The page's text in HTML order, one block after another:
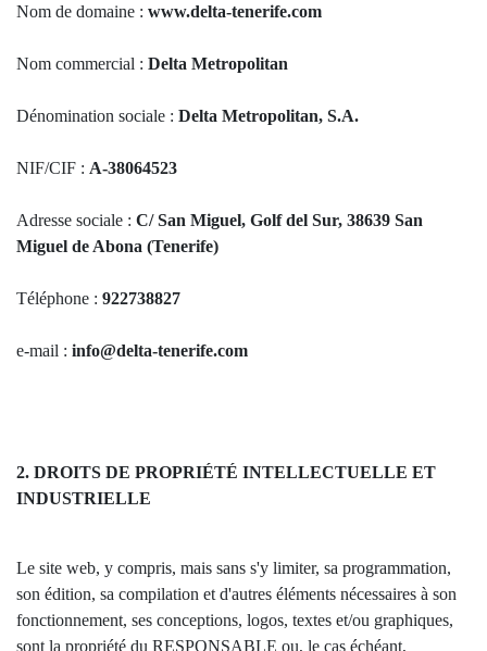
Nom de domaine : www.delta-tenerife.com
Nom commercial : Delta Metropolitan
Dénomination sociale : Delta Metropolitan, S.A.
NIF/CIF : A-38064523
Adresse sociale : C/ San Miguel, Golf del Sur, 38639 San
Miguel de Abona (Tenerife)
Téléphone : 922738827
e-mail : info@delta-tenerife.com
2. DROITS DE PROPRIÉTÉ INTELLECTUELLE ET
INDUSTRIELLE
Le site web, y compris, mais sans s'y limiter, sa programmation,
son édition, sa compilation et d'autres éléments nécessaires à son
fonctionnement, ses conceptions, logos, textes et/ou graphiques,
sont la propriété du RESPONSABLE ou, le cas échéant,